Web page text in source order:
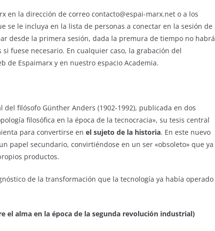
en la dirección de correo contacto@espai-marx.net o a los
se le incluya en la lista de personas a conectar en la sesión de
desde la primera sesión, dada la premura de tiempo no habrá
fuese necesario. En cualquier caso, la grabación del
de Espaimarx y en nuestro espacio Academia.
del filósofo Günther Anders (1902-1992), publicada en dos
filosófica en la época de la tecnocracia», su tesis central
para convertirse en el sujeto de la historia. En este nuevo
papel secundario, convirtiéndose en un ser «obsoleto» que ya
productos.
de la transformación que la tecnología ya había operado
el alma en la época de la segunda revolución industrial)